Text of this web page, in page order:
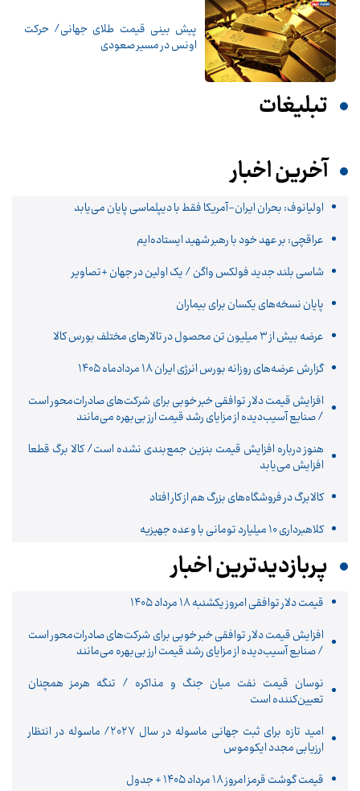
پیش بینی قیمت طلای جهانی/ حرکت
اونس در مسیر صعودی
تبلیغات
آخرین اخبار
اولیانوف: بحران ایران-آمریکا فقط با دیپلماسی پایان می‌یابد
عراقچی: بر عهد خود با رهبر شهید ایستاده‌ایم
شاسی بلند جدید فولکس واگن / یک اولین در جهان +تصاویر
پایان نسخه‌های یکسان برای بیماران
عرضه بیش از ۳ میلیون تن محصول در تالارهای مختلف بورس کالا
گزارش عرضه‌های روزانه بورس انرژی ایران 18 مردادماه ۱۴۰۵
افزایش قیمت دلار توافقی خبر خوبی برای شرکت‌های صادرات‌محور است
/ صنایع آسیب‌دیده از مزایای رشد قیمت ارز بی‌بهره می‌مانند
هنوز درباره افزایش قیمت بنزین جمع‌بندی نشده است/ کالا برگ قطعا
افزایش می‌یابد
کالابرگ در فروشگاه‌های بزرگ هم از کار افتاد
کلاهبرداری ۱۰ میلیارد تومانی با وعده جهیزیه
پربازدیدترین اخبار
قیمت دلار توافقی امروز یکشنبه ۱۸ مرداد ۱۴۰۵
افزایش قیمت دلار توافقی خبر خوبی برای شرکت‌های صادرات‌محور است
/ صنایع آسیب‌دیده از مزایای رشد قیمت ارز بی‌بهره می‌مانند
نوسان قیمت نفت میان جنگ و مذاکره / تنگه هرمز همچنان
تعیین‌کننده است
امید تازه برای ثبت جهانی ماسوله در سال ۲۰۲۷/ ماسوله در انتظار
ارزیابی مجدد ایکوموس
قیمت گوشت قرمز امروز ۱۸ مرداد ۱۴۰۵ + جدول